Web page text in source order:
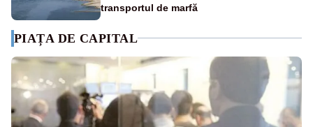
transportul de marfă
PIAȚA DE CAPITAL